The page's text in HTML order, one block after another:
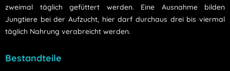
zweimal täglich gefüttert werden. Eine Ausnahme bilden
Jungtiere bei der Aufzucht, hier darf durchaus drei bis viermal
täglich Nahrung verabreicht werden.
Bestandteile